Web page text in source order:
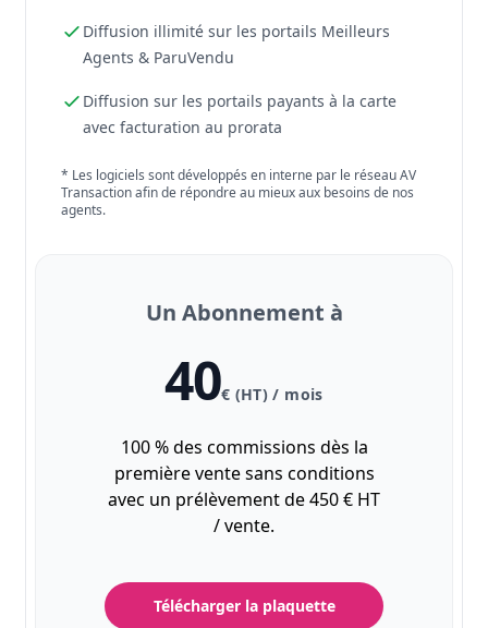
Diffusion illimité sur les portails Meilleurs
Agents & ParuVendu
Diffusion sur les portails payants à la carte
avec facturation au prorata
* Les logiciels sont développés en interne par le réseau AV
Transaction afin de répondre au mieux aux besoins de nos
agents.
Un Abonnement à
40€ (HT) / mois
100 % des commissions dès la
première vente sans conditions
avec un prélèvement de 450 € HT
/ vente.
Télécharger la plaquette